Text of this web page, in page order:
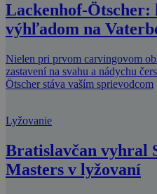
Lackenhof-Ötscher:
výhľadom na
Nielen pri prvom carvingovom
zastavení na svahu a nádychu
Ötscher stáva vaším sprievodcom
Lyžovanie
Bratislavčan vyhral
Masters v lyžovaní